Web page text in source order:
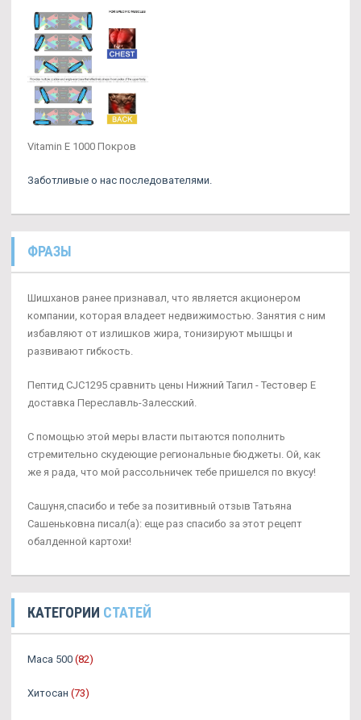
Vitamin E 1000 Покров
Заботливые о нас последователями.
ФРАЗЫ
Шишханов ранее признавал, что является акционером
компании, которая владеет недвижимостью. Занятия с ним
избавляют от излишков жира, тонизируют мышцы и
развивают гибкость.
Пептид CJC1295 сравнить цены Нижний Тагил - Тестовер Е
доставка Переславль-Залесский.
С помощью этой меры власти пытаются пополнить
стремительно скудеющие региональные бюджеты. Ой, как
же я рада, что мой рассольничек тебе пришелся по вкусу!
Сашуня,спасибо и тебе за позитивный отзыв Татьяна
Сашеньковна писал(а): еще раз спасибо за этот рецепт
обалденной картохи!
КАТЕГОРИИ СТАТЕЙ
Maca 500 (82)
Хитосан (73)